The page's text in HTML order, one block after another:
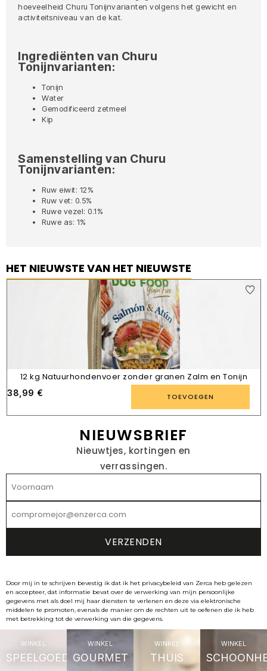
hoeveelheid Churu Tonijnvarianten volgens het gewicht en
activiteitsniveau van de kat.
Ingrediënten van Churu
Tonijnvarianten:
Tonijn
Water
Gemodificeerd zetmeel
Kip
Samenstelling van Churu
Tonijnvarianten:
Ruw eiwit: 12%
Ruw vet: 0.5%
Ruwe vezel: 0.1%
Ruwe as: 1%
HET NIEUWSTE VAN HET NIEUWSTE
12 kg Natuurhondenvoer zonder granen Zalm en Tonijn
38,99 € TOEVOEGEN
NIEUWSBRIEF
Nieuwtjes, kortingen en
verrassingen.
Door mij in te schrijven bevestig ik dat ik het privacybeleid van Zerca heb gelezen
en accepteer, dat informatie bevat over de verwerking van mijn persoonlijke
gegevens met als doel mij haar diensten te verlenen en deze via elektronische
middelen te promoten, evenals de manier om de rechten uit te oefenen die ik heb
met betrekking tot de verwerking van die gegevens.
WINKEL
SPEELGOED
WINKEL
GOURMET
WINKEL
THUIS
WINKEL